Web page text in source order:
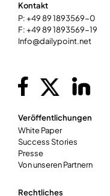
Kontakt
P: +49 89 1893569-0
F: +49 89 1893569-19
Info@dailypoint.net
Veröffentlichungen
White Paper
Success Stories
Presse
Von unseren Partnern
Rechtliches